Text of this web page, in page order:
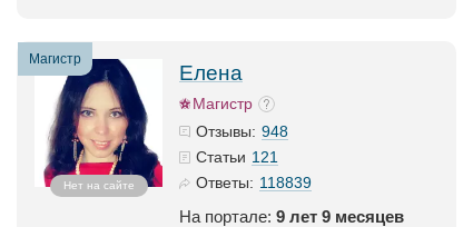
Магистр
Нет на сайте
Елена
Магистр
Отзывы: 948
Статьи 121
Ответы: 118839
На портале: 9 лет 9 месяцев